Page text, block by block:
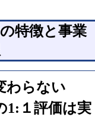
特徴と事業
わらない
1:１評価は実